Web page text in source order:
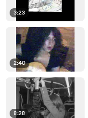
3:23
2:40
8:28